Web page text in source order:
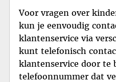
Voor vragen over
kun je eenvoudig
klantenservice via
kunt telefonisch
klantenservice door te
telefoonnummer dat